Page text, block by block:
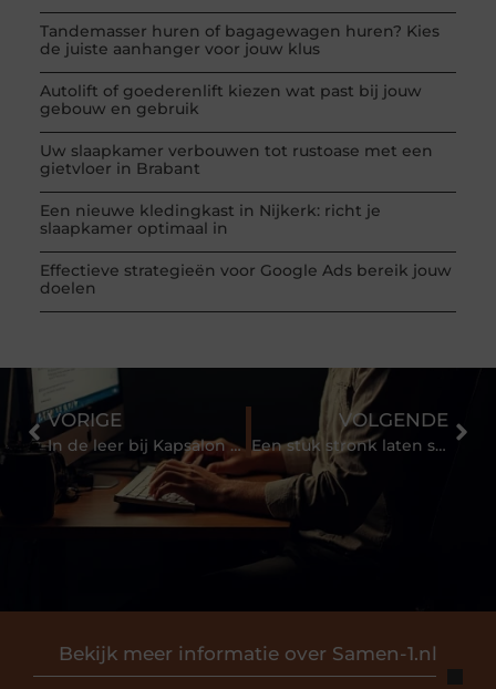
Tandemasser huren of bagagewagen huren? Kies
de juiste aanhanger voor jouw klus
Autolift of goederenlift kiezen wat past bij jouw
gebouw en gebruik
Uw slaapkamer verbouwen tot rustoase met een
gietvloer in Brabant
Een nieuwe kledingkast in Nijkerk: richt je
slaapkamer optimaal in
Effectieve strategieën voor Google Ads bereik jouw
doelen
Bekijk meer informatie over Samen-1.nl
VORIGE
In de leer bij Kapsalon Soest
VOLGENDE
Een stuk stronk laten stobbenfrezen door de specialist